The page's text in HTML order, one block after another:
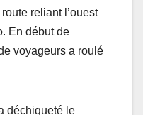
reliant l’ouest
En début de
voyageurs a roulé
déchiqueté le